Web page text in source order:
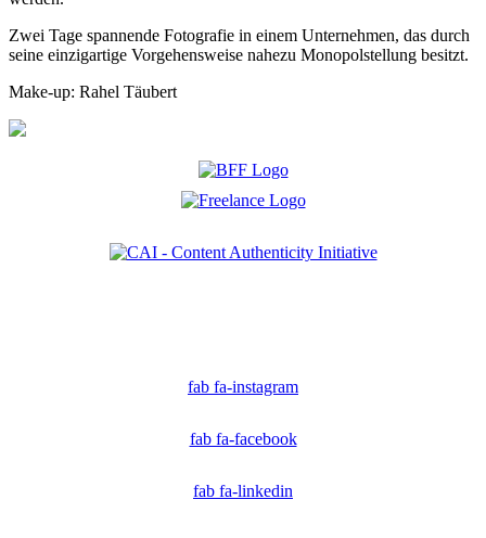
Zwei Tage spannende Fotografie in einem Unternehmen, das durch
seine einzigartige Vorgehensweise nahezu Monopolstellung besitzt.
Make-up: Rahel Täubert
fab fa-instagram
fab fa-facebook
fab fa-linkedin